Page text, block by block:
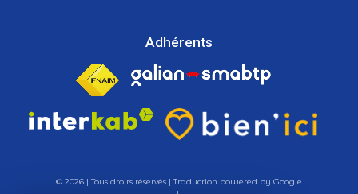
Adhérents
© 2026 | Tous droits réservés | Traduction powered by Google